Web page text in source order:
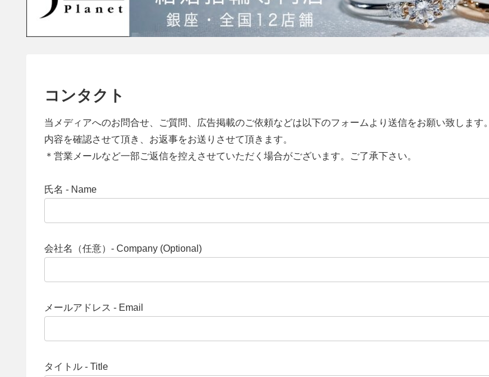
コンタクト
当メディアへのお問合せ、ご質問、広告掲載のご依頼などは以下のフォームより送信をお願い致します。
内容を確認させて頂き、お返事をお送りさせて頂きます。
＊営業メールなど一部ご返信を控えさせていただく場合がございます。ご了承下さい。
氏名 - Name
会社名（任意）- Company (Optional)
メールアドレス - Email
タイトル - Title